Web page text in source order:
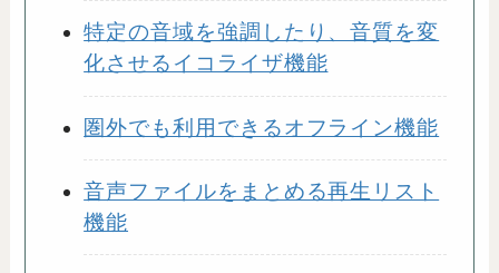
特定の音域を強調したり、音質を変
化させるイコライザ機能
圏外でも利用できるオフライン機能
音声ファイルをまとめる再生リスト
機能